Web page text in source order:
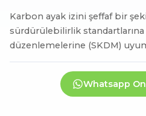
Karbon ayak izini şeffaf bir
sürdürülebilirlik standartlarına
düzenlemelerine (SKDM)
Whatsapp